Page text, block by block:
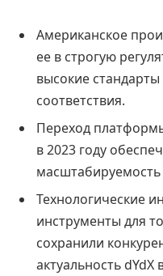
Американское
ее в строгую
высокие
соответствия.
Переход
в 2023 году
Технологические
инструменты для
сохранили
актуальность